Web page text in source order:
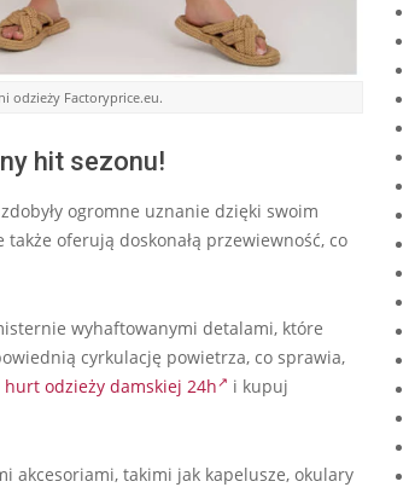
odzieży Factoryprice.eu.
hit sezonu!
ogromne uznanie dzięki swoim
także oferują doskonałą przewiewność, co
wyhaftowanymi detalami, które
cyrkulację powietrza, co sprawia,
hurt odzieży damskiej 24h
i kupuj
akcesoriami, takimi jak kapelusze, okulary